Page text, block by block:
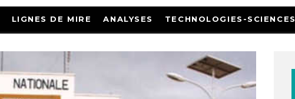
LIGNES DE MIRE ANALYSES TECHNOLOGIES-SCIENCES